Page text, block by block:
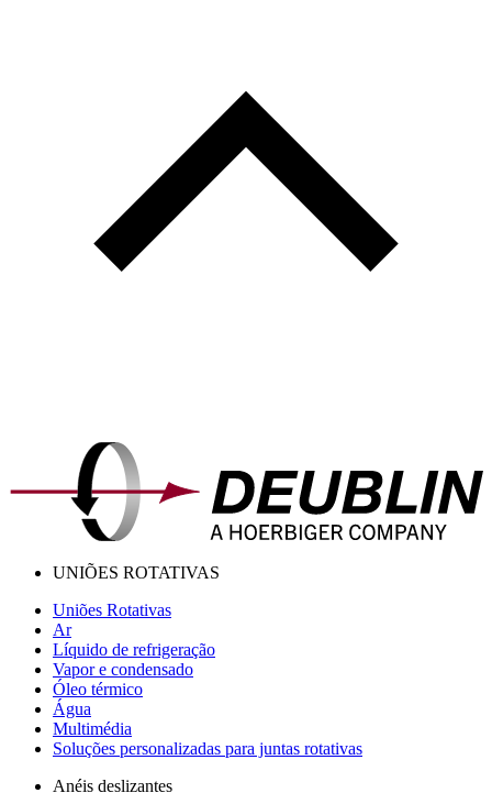
UNIÕES ROTATIVAS
Uniões Rotativas
Ar
Líquido de refrigeração
Vapor e condensado
Óleo térmico
Água
Multimédia
Soluções personalizadas para juntas rotativas
Anéis deslizantes